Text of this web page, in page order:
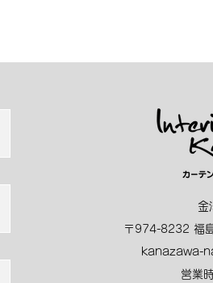
金
〒974-8232 福
kanazawa-
営業